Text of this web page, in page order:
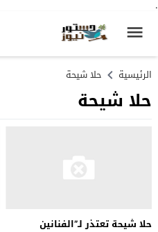
.
الرئيسية حلا شيحة
حلا شيحة
حلا شيحة تعتذر لـ”الفنانين